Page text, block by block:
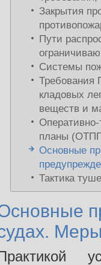
Закрытия
Пути
Системы
Требования
кладовых
веществ и
планы
Основные
Тактика